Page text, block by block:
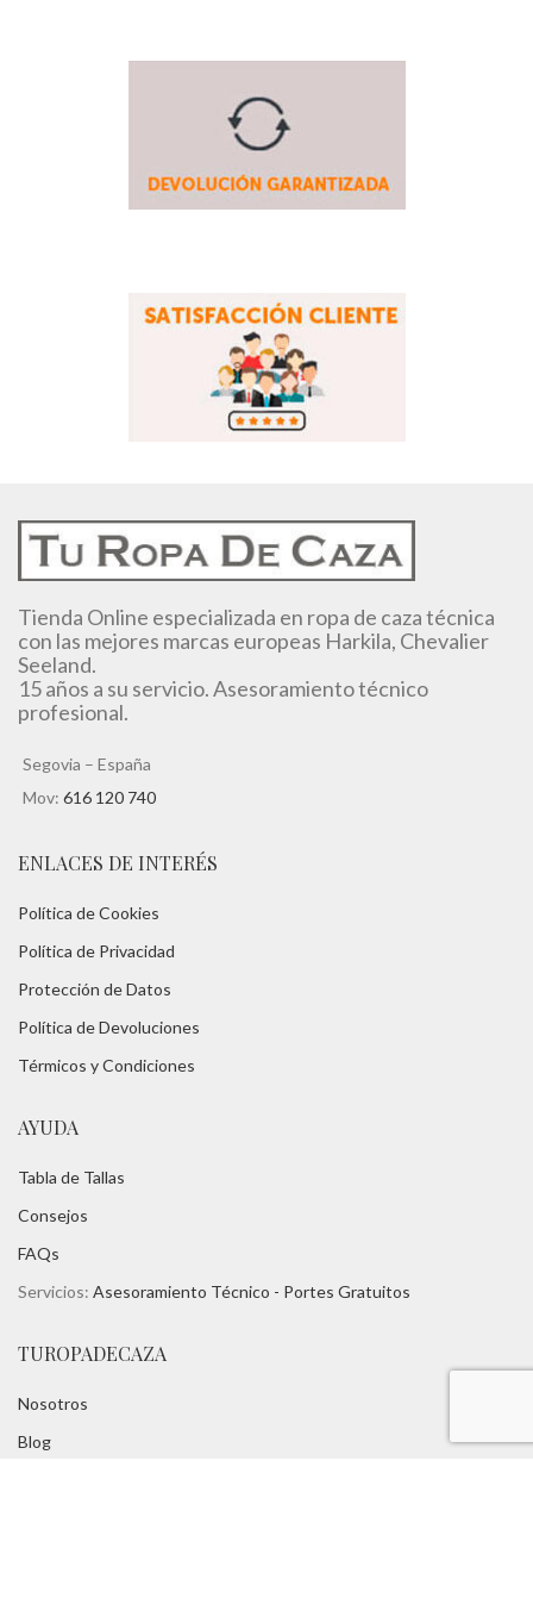
Tienda Online especializada en ropa de caza técnica
con las mejores marcas europeas Harkila, Chevalier
Seeland.
15 años a su servicio. Asesoramiento técnico
profesional.
Segovia – España
Mov: 616 120 740
ENLACES DE INTERÉS
Política de Cookies
Política de Privacidad
Protección de Datos
Política de Devoluciones
Térmicos y Condiciones
AYUDA
Tabla de Tallas
Consejos
FAQs
Servicios: Asesoramiento Técnico - Portes Gratuitos
TUROPADECAZA
Nosotros
Blog